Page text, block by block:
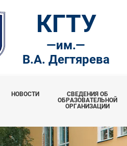
КГТУ
—им.—
В.А. Дегтярева
НОВОСТИ
СВЕДЕНИЯ ОБ
ОБРАЗОВАТЕЛЬНОЙ
ОРГАНИЗАЦИИ